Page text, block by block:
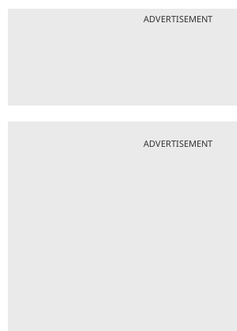
ADVERTISEMENT
ADVERTISEMENT